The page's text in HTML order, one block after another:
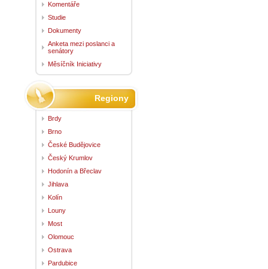
Komentáře
Studie
Dokumenty
Anketa mezi poslanci a
senátory
Měsíčník Iniciativy
Regiony
Brdy
Brno
České Budějovice
Český Krumlov
Hodonín a Břeclav
Jihlava
Kolín
Louny
Most
Olomouc
Ostrava
Pardubice